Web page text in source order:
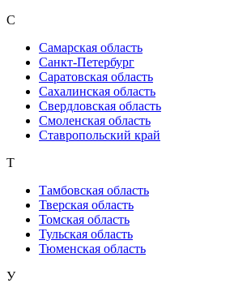
С
Самарская область
Санкт-Петербург
Саратовская область
Сахалинская область
Свердловская область
Смоленская область
Ставропольский край
Т
Тамбовская область
Тверская область
Томская область
Тульская область
Тюменская область
У